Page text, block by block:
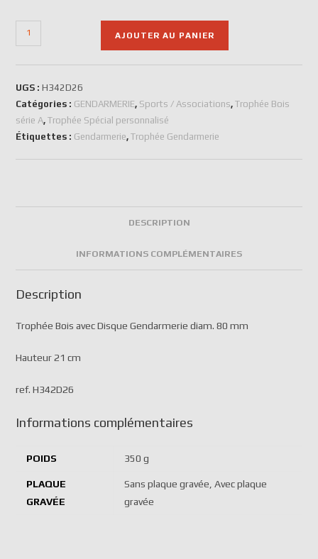
AJOUTER AU PANIER
UGS :H342D26
Catégories : GENDARMERIE, Sports / Associations,Trophée Bois
série A,Trophée Spécial personnalisé
Étiquettes : Gendarmerie,Trophée Gendarmerie
DESCRIPTION
INFORMATIONS COMPLÉMENTAIRES
Description
Trophée Bois avec Disque Gendarmerie diam. 80 mm
Hauteur 21 cm
ref. H342D26
Informations complémentaires
POIDS 350 g
PLAQUE
GRAVÉE
Sans plaque gravée, Avec plaque
gravée